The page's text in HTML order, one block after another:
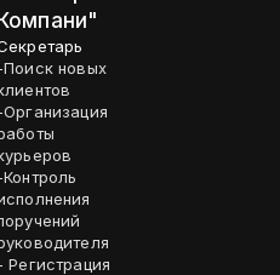
Компани"
Поиск новых
Организация
Контроль
Регистрация